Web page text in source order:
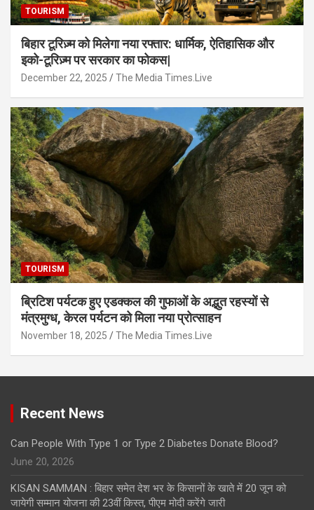
TOURISM
बिहार टूरिज़्म को मिलेगा नया रफ्तार: धार्मिक, ऐतिहासिक और
इको-टूरिज़्म पर सरकार का फोकस|
December 22, 2025 The Media Times.Live
TOURISM
ब्रिटिश पर्यटक हुए एडक्कल की गुफाओं के अद्भुत रहस्यों से
मंत्रमुग्ध, केरल पर्यटन को मिला नया प्रोत्साहन
November 18, 2025 The Media Times.Live
Recent News
Can People With Type 1 or Type 2 Diabetes Donate Blood?
June 20, 2026
KISAN SAMMAN : बिहार समेत देश भर के किसानों के खाते में 20 जून को
जायेगी सम्मान योजना की 23वीं किस्त, पीएम मोदी करेंगे जारी